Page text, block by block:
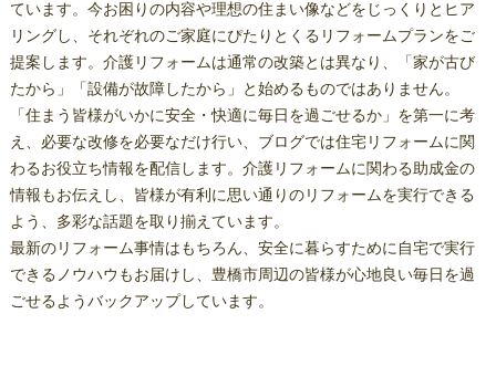
ています。今お困りの内容や理想の住まい像などをじっくりとヒア
リングし、それぞれのご家庭にぴたりとくるリフォームプランをご
提案します。介護リフォームは通常の改築とは異なり、「家が古び
たから」「設備が故障したから」と始めるものではありません。
「住まう皆様がいかに安全・快適に毎日を過ごせるか」を第一に考
え、必要な改修を必要なだけ行い、ブログでは住宅リフォームに関
わるお役立ち情報を配信します。介護リフォームに関わる助成金の
情報もお伝えし、皆様が有利に思い通りのリフォームを実行できる
よう、多彩な話題を取り揃えています。
最新のリフォーム事情はもちろん、安全に暮らすために自宅で実行
できるノウハウもお届けし、豊橋市周辺の皆様が心地良い毎日を過
ごせるようバックアップしています。